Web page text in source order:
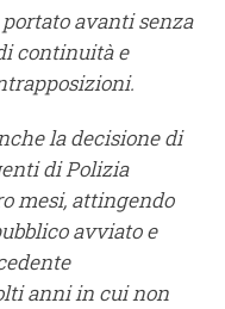
avanti senza
continuità e
la decisione di
di Polizia
mesi, attingendo
avviato e
anni in cui non